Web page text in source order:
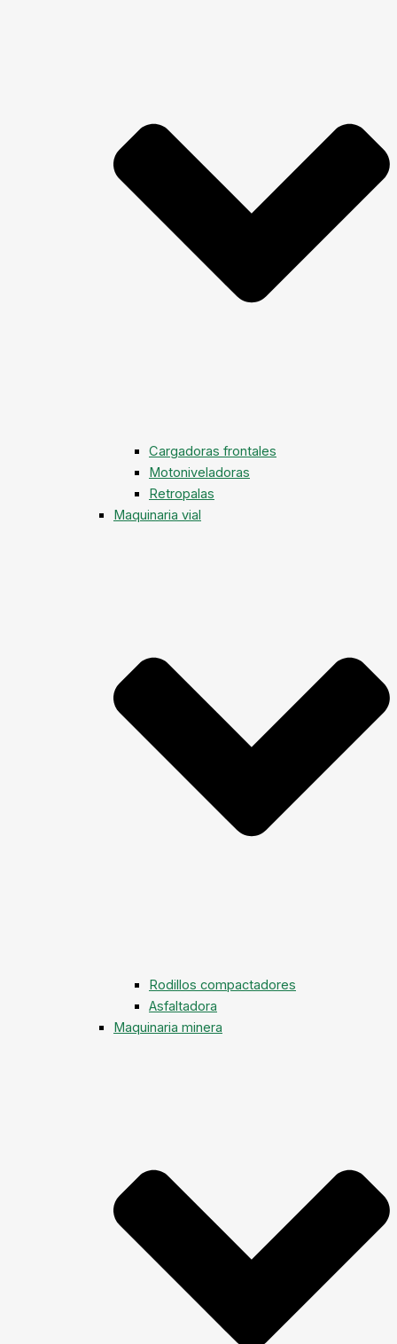
Cargadoras frontales
Motoniveladoras
Retropalas
Maquinaria vial
Rodillos compactadores
Asfaltadora
Maquinaria minera